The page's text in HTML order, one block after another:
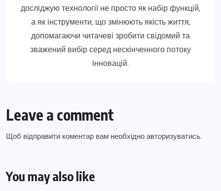
досліджую технології не просто як набір функцій,
а як інструменти, що змінюють якість життя,
допомагаючи читачеві зробити свідомий та
зважений вибір серед нескінченного потоку
інновацій.
Leave a comment
Щоб відправити коментар вам необхідно авторизуватись.
You may also like